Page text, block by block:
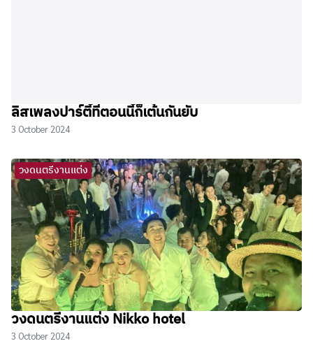
ลิสเพลงปาร์ตี้ที่ตอนนี้ก็เต้นกันยับ
3 October 2024
วงดนตรีงานแต่ง
วงดนตรีงานแต่ง Nikko hotel
3 October 2024